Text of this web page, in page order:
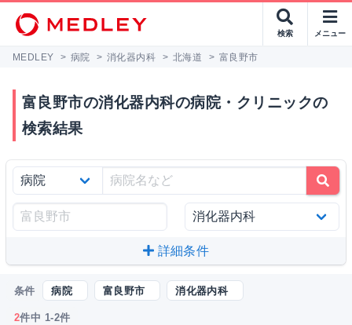
検索 メニュー
MEDLEY > 病院 > 消化器内科 > 北海道 > 富良野市
富良野市の消化器内科の病院・クリニックの
検索結果
詳細条件
条件 病院 富良野市 消化器内科
2件中 1-2件